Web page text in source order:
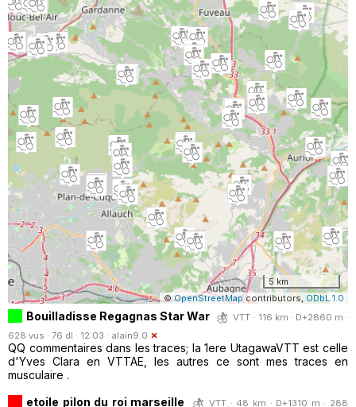
5 km
©OpenStreetMapcontributors, ODbL 1.0
Bouilladisse Regagnas Star War
VTT · 116 km · D+2860 m ·
628 vus · 76 dl · 12:03 · alain9.0
QQ commentaires dans les traces; la 1ere UtagawaVTT est celle
d'Yves Clara en VTTAE, les autres ce sont mes traces en
musculaire .
etoile pilon du roi marseille
VTT · 48 km · D+1310 m · 288